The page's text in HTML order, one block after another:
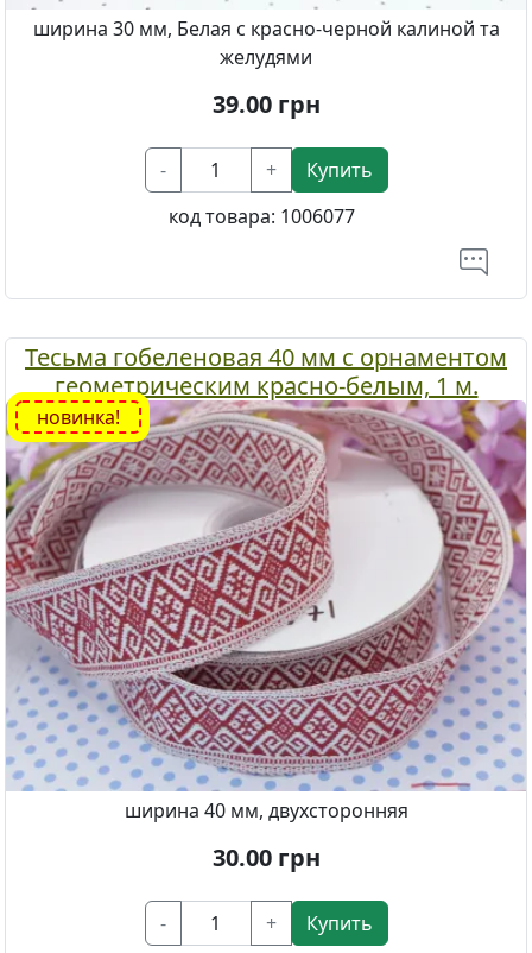
ширина 30 мм, Белая с красно-черной калиной та
желудями
39.00грн
- +
Купить
код товара: 1006077
Тесьма гобеленовая 40 мм с орнаментом
геометрическим красно-белым, 1 м.
новинка!
ширина 40 мм, двухсторонняя
30.00грн
- + Купить